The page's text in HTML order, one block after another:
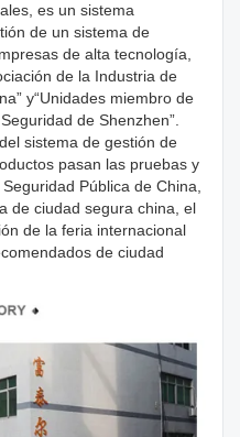
es un sistema
de un sistema de
de alta tecnología,
de la Industria de
y“Unidades miembro de
de Shenzhen”.
sistema de gestión de
pasan las pruebas y
Pública de China,
de ciudad segura china, el
de la feria internacional
de ciudad